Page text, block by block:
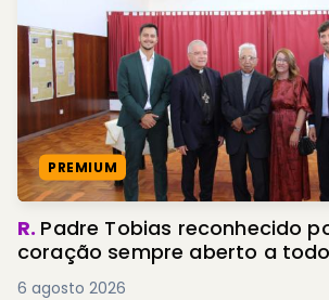
PREMIUM
R. Padre Tobias reconhecido
coração sempre aberto a
6 agosto 2026